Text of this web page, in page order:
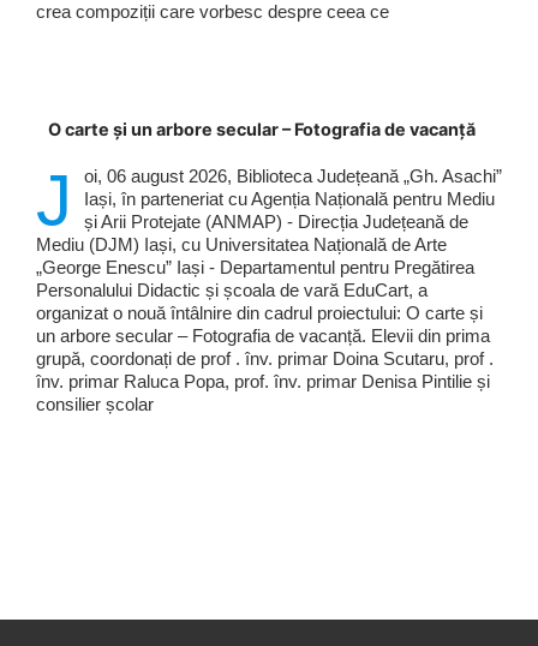
crea compoziții care vorbesc despre ceea ce
O carte și un arbore secular – Fotografia de vacanță
J
oi, 06 august 2026, Biblioteca Județeană „Gh. Asachi”
Iași, în parteneriat cu Agenția Națională pentru Mediu
și Arii Protejate (ANMAP) - Direcția Județeană de
Mediu (DJM) Iași, cu Universitatea Națională de Arte
„George Enescu” Iași - Departamentul pentru Pregătirea
Personalului Didactic și școala de vară EduCart, a
organizat o nouă întâlnire din cadrul proiectului: O carte și
un arbore secular – Fotografia de vacanță. Elevii din prima
grupă, coordonați de prof . înv. primar Doina Scutaru, prof .
înv. primar Raluca Popa, prof. înv. primar Denisa Pintilie și
consilier școlar